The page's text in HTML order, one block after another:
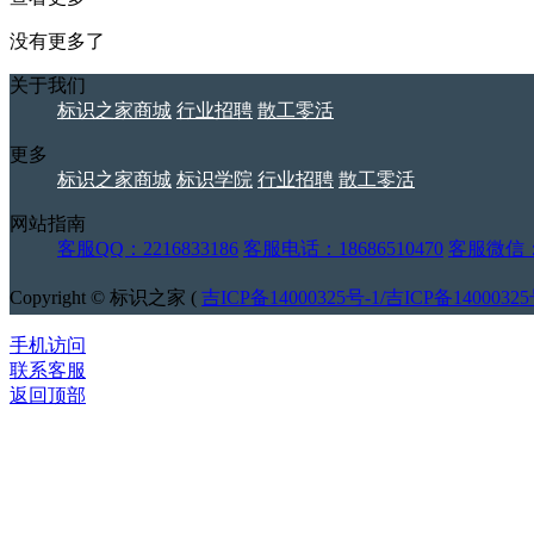
没有更多了
关于我们
标识之家商城 行业招聘 散工零活
更多
标识之家商城 标识学院 行业招聘 散工零活
网站指南
客服QQ：2216833186 客服电话：18686510470 客服微信
Copyright © 标识之家 ( 吉ICP备14000325号-1/吉ICP备
手机访问
联系客服
返回顶部